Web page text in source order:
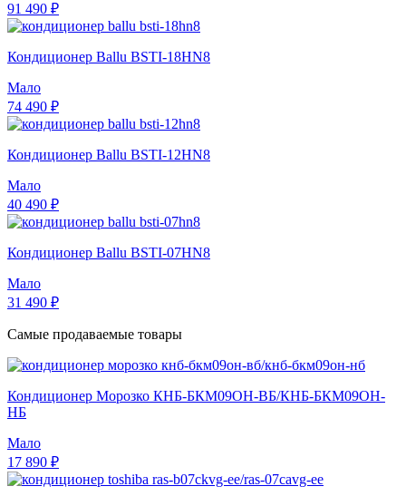
91 490 ₽
Кондиционер Ballu BSTI-18HN8
Мало
74 490 ₽
Кондиционер Ballu BSTI-12HN8
Мало
40 490 ₽
Кондиционер Ballu BSTI-07HN8
Мало
31 490 ₽
Самые продаваемые товары
Кондиционер Морозко КНБ-БКМ09ОН-ВБ/КНБ-БКМ09ОН-
НБ
Мало
17 890 ₽